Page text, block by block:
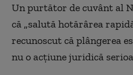
Un purtător de cuvânt al
că „salută hotărârea
recunoscut că plângerea
nu o acţiune juridică